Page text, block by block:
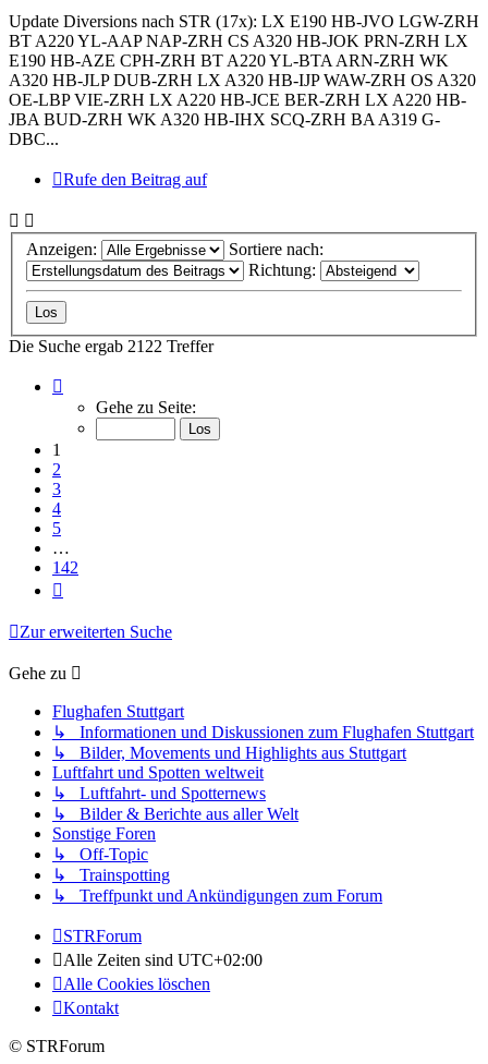
Update Diversions nach STR (17x): LX E190 HB-JVO LGW-ZRH
BT A220 YL-AAP NAP-ZRH CS A320 HB-JOK PRN-ZRH LX
E190 HB-AZE CPH-ZRH BT A220 YL-BTA ARN-ZRH WK
A320 HB-JLP DUB-ZRH LX A320 HB-IJP WAW-ZRH OS A320
OE-LBP VIE-ZRH LX A220 HB-JCE BER-ZRH LX A220 HB-
JBA BUD-ZRH WK A320 HB-IHX SCQ-ZRH BA A319 G-
DBC...
Rufe den Beitrag auf
Anzeigen:
Sortiere nach:
Richtung:
Die Suche ergab 2122 Treffer
von
Gehe zu Seite:
1
2
3
4
5
…
142
Zur erweiterten Suche
Gehe zu
Flughafen Stuttgart
↳ Informationen und Diskussionen zum Flughafen Stuttgart
↳ Bilder, Movements und Highlights aus Stuttgart
Luftfahrt und Spotten weltweit
↳ Luftfahrt- und Spotternews
↳ Bilder & Berichte aus aller Welt
Sonstige Foren
↳ Off-Topic
↳ Trainspotting
↳ Treffpunkt und Ankündigungen zum Forum
STRForum
Alle Zeiten sind UTC+02:00
Alle Cookies löschen
Kontakt
© STRForum